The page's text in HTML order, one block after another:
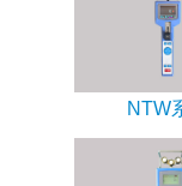
NTW